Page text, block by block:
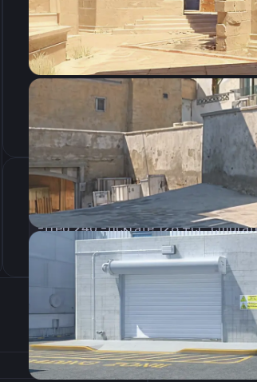
CSGO-GfeZK-XnvsF-huES3-
Параметры запуска
800
0.7
Разрешение
Соотношение